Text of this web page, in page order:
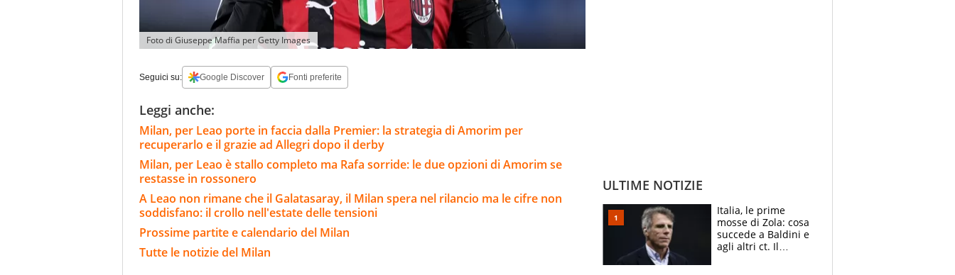
Foto di Giuseppe Maffia per Getty Images
Seguici su: Google Discover Fonti preferite
Leggi anche:
Milan, per Leao porte in faccia dalla Premier: la strategia di Amorim per
recuperarlo e il grazie ad Allegri dopo il derby
Milan, per Leao è stallo completo ma Rafa sorride: le due opzioni di Amorim se
restasse in rossonero
A Leao non rimane che il Galatasaray, il Milan spera nel rilancio ma le cifre non
soddisfano: il crollo nell'estate delle tensioni
Prossime partite e calendario del Milan
Tutte le notizie del Milan
ULTIME NOTIZIE
Italia, le prime
mosse di Zola: cosa
succede a Baldini e
agli altri ct. Il